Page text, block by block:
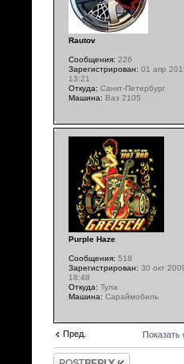
Rautov
Сообщения: 226
Зарегистрирован: 01 апр
13:21
Откуда: Санкт-Петербург
Машина: Ваз 2105
Purple Haze
Сообщения: 518
Зарегистрирован: 30 окт
18:48
Откуда: Тула
Машина: Сараймобиль
Пред. Показать
Ответить